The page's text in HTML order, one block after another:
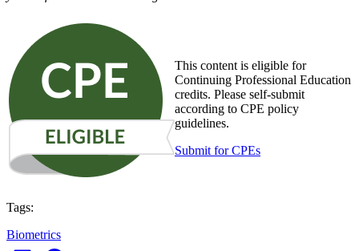
This content is eligible for
Continuing Professional Education
credits. Please self-submit
according to CPE policy
guidelines.
Submit for CPEs
Tags:
Biometrics